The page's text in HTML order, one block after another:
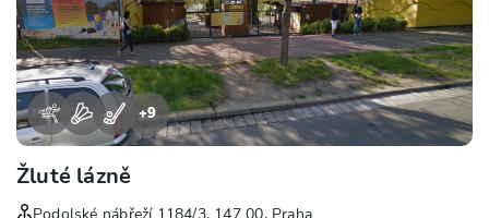
+9
Žluté lázně
Podolské nábřeží 1184/3, 147 00, Praha